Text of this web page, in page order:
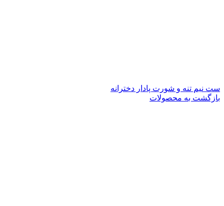
ست نیم تنه و شورت پادار دخترانه
بازگشت به محصولات